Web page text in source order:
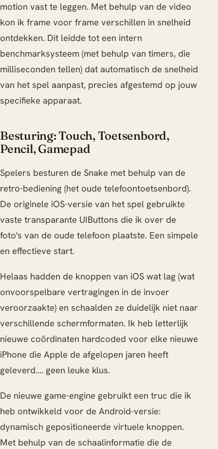
motion vast te leggen. Met behulp van de video
kon ik frame voor frame verschillen in snelheid
ontdekken. Dit leidde tot een intern
benchmarksysteem (met behulp van timers, die
milliseconden tellen) dat automatisch de snelheid
van het spel aanpast, precies afgestemd op jouw
specifieke apparaat.
Besturing: Touch, Toetsenbord,
Pencil, Gamepad
Spelers besturen de Snake met behulp van de
retro-bediening (het oude telefoontoetsenbord).
De originele iOS-versie van het spel gebruikte
vaste transparante UIButtons die ik over de
foto's van de oude telefoon plaatste. Een simpele
en effectieve start.
Helaas hadden de knoppen van iOS wat lag (wat
onvoorspelbare vertragingen in de invoer
veroorzaakte) en schaalden ze duidelijk niet naar
verschillende schermformaten. Ik heb letterlijk
nieuwe coördinaten hardcoded voor elke nieuwe
iPhone die Apple de afgelopen jaren heeft
geleverd.... geen leuke klus.
De nieuwe game-engine gebruikt een truc die ik
heb ontwikkeld voor de Android-versie:
dynamisch gepositioneerde virtuele knoppen.
Met behulp van de schaalinformatie die de